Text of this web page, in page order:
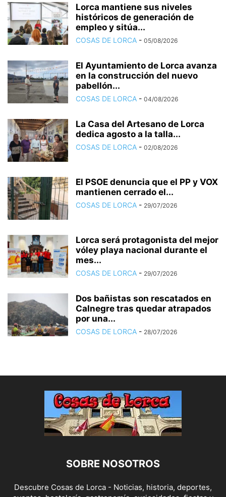
Lorca mantiene sus niveles
históricos de generación de
empleo y sitúa...
COSAS DE LORCA - 05/08/2026
El Ayuntamiento de Lorca avanza
en la construcción del nuevo
pabellón...
COSAS DE LORCA - 04/08/2026
La Casa del Artesano de Lorca
dedica agosto a la talla...
COSAS DE LORCA - 02/08/2026
El PSOE denuncia que el PP y VOX
mantienen cerrado el...
COSAS DE LORCA - 29/07/2026
Lorca será protagonista del mejor
vóley playa nacional durante el
mes...
COSAS DE LORCA - 29/07/2026
Dos bañistas son rescatados en
Calnegre tras quedar atrapados
por una...
COSAS DE LORCA - 28/07/2026
SOBRE NOSOTROS
Descubre Cosas de Lorca - Noticias, historia, deportes,